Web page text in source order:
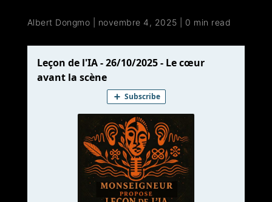
Albert Dongmo novembre 4, 2025 0 min read